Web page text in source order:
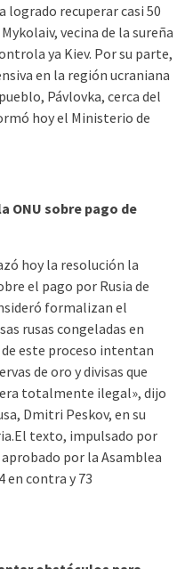
logrado recuperar casi 50
vecina de la sureña
ya Kiev. Por su parte,
en la región ucraniana
Pávlovka, cerca del
hoy el Ministerio de
ONU sobre pago de
hoy la resolución la
el pago por Rusia de
formalizan el
rusas congeladas en
este proceso intentan
de oro y divisas que
totalmente ilegal», dijo
Dmitri Peskov, en su
texto, impulsado por
aprobado por la Asamblea
en contra y 73